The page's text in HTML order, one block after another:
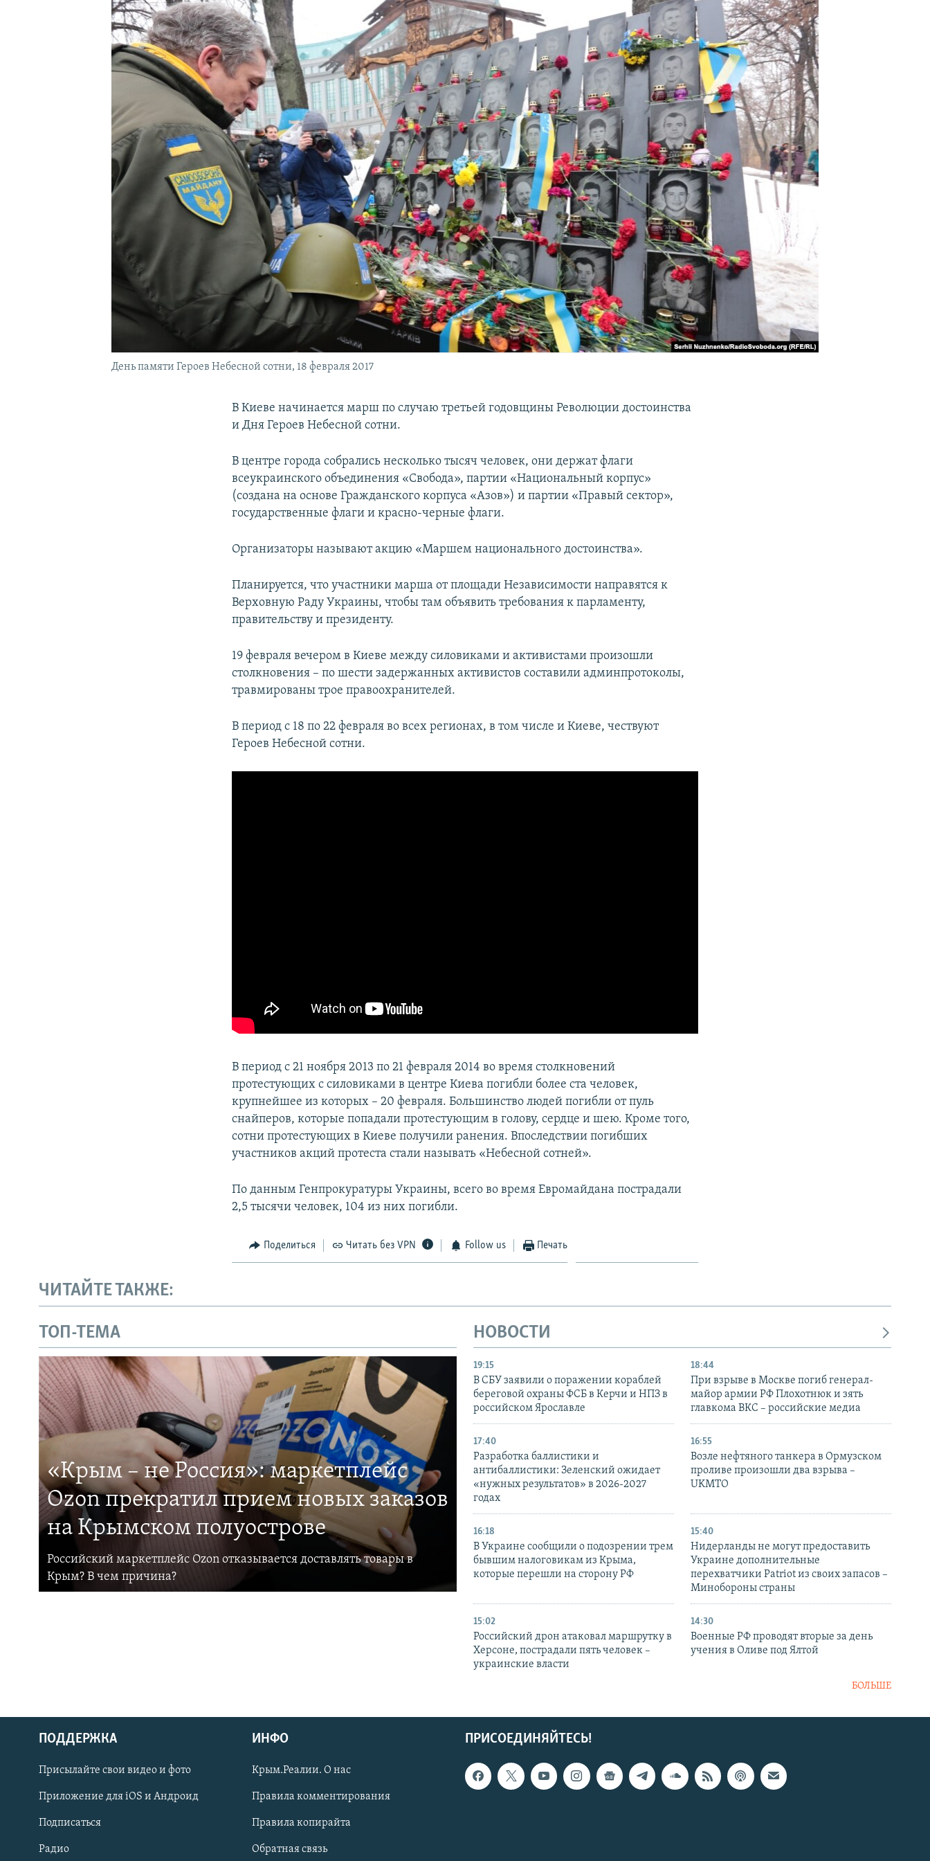
КРЫМ.НЕПОКОРЕННЫЙ
УКРАИНСКАЯ ПРОБЛЕМА КРЫМА
Українською
Qırımtatar
ПРИСОЕДИНЯЙТЕСЬ!
День памяти Героев Небесной сотни, 18 февраля 2017
В Киеве начинается марш по случаю третьей годовщины Революции достоинства
и Дня Героев Небесной сотни.
В центре города собрались несколько тысяч человек, они держат флаги
всеукраинского объединения «Свобода», партии «Национальный корпус»
(создана на основе Гражданского корпуса «Азов») и партии «Правый сектор»,
государственные флаги и красно-черные флаги.
Организаторы называют акцию «Маршем национального достоинства».
Планируется, что участники марша от площади Независимости направятся к
Верховную Раду Украины, чтобы там объявить требования к парламенту,
правительству и президенту.
19 февраля вечером в Киеве между силовиками и активистами произошли
столкновения – по шести задержанных активистов составили админпротоколы,
травмированы трое правоохранителей.
В период с 18 по 22 февраля во всех регионах, в том числе и Киеве, чествуют
Героев Небесной сотни.
В период с 21 ноября 2013 по 21 февраля 2014 во время столкновений
протестующих с силовиками в центре Киева погибли более ста человек,
крупнейшее из которых – 20 февраля. Большинство людей погибли от пуль
снайперов, которые попадали протестующим в голову, сердце и шею. Кроме того,
сотни протестующих в Киеве получили ранения. Впоследствии погибших
участников акций протеста стали называть «Небесной сотней».
По данным Генпрокуратуры Украины, всего во время Евромайдана пострадали
2,5 тысячи человек, 104 из них погибли.
Поделиться Читать без VPN Follow us Печать
ЧИТАЙТЕ ТАКЖЕ:
ТОП-ТЕМА
«Крым – не Россия»: маркетплейс
Ozon прекратил прием новых заказов
на Крымском полуострове
Российский маркетплейс Ozon отказывается доставлять товары в
Крым? В чем причина?
НОВОСТИ
19:15
В СБУ заявили о поражении кораблей
береговой охраны ФСБ в Керчи и НПЗ в
российском Ярославле
18:44
При взрыве в Москве погиб генерал-
майор армии РФ Плохотнюк и зять
главкома ВКС – российские медиа
17:40
Разработка баллистики и
антибаллистики: Зеленский ожидает
«нужных результатов» в 2026-2027
годах
16:55
Возле нефтяного танкера в Ормузском
проливе произошли два взрыва –
UKMTO
16:18
В Украине сообщили о подозрении трем
бывшим налоговикам из Крыма,
которые перешли на сторону РФ
15:40
Нидерланды не могут предоставить
Украине дополнительные
перехватчики Patriot из своих запасов –
Минобороны страны
15:02
Российский дрон атаковал маршрутку в
Херсоне, пострадали пять человек –
украинские власти
14:30
Военные РФ проводят вторые за день
учения в Оливе под Ялтой
БОЛЬШЕ
ПРИСОЕДИНЯЙТЕСЬ!
ПОДДЕРЖКА
Присылайте свои видео и фото
Приложение для iOS и Андроид
Подписаться
Радио
ИНФО
Крым.Реалии. О нас
Правила комментирования
Правила копирайта
Обратная связь